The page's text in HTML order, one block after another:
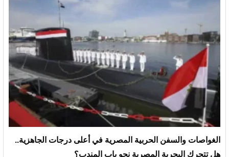
الغواصات والسفن الحربية المصرية في أعلى درجات الجاهزية..
هل تتحرك البحرية المصرية نحو باب المندب؟